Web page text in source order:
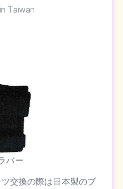
Taiwan
バー
交換の際は日本製のブ